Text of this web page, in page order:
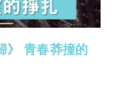
》 青春莽撞的